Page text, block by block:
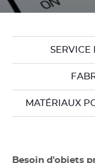
SERVICE
MATÉRIAUX
Besoin d'objets